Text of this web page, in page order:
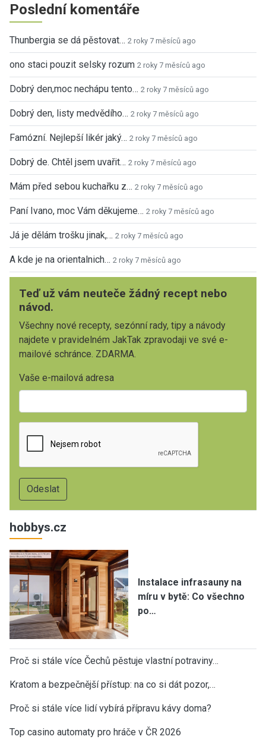
Poslední komentáře
Thunbergia se dá pěstovat… 2 roky 7 měsíců ago
ono staci pouzit selsky rozum 2 roky 7 měsíců ago
Dobrý den,moc nechápu tento… 2 roky 7 měsíců ago
Dobrý den, listy medvědího… 2 roky 7 měsíců ago
Famózní. Nejlepší likér jaký… 2 roky 7 měsíců ago
Dobrý de. Chtěl jsem uvařit… 2 roky 7 měsíců ago
Mám před sebou kuchařku z… 2 roky 7 měsíců ago
Paní Ivano, moc Vám děkujeme… 2 roky 7 měsíců ago
Já je dělám trošku jinak,… 2 roky 7 měsíců ago
A kde je na orientalnich… 2 roky 7 měsíců ago
Teď už vám neuteče žádný recept nebo
návod.
Všechny nové recepty, sezónní rady, tipy a návody
najdete v pravidelném JakTak zpravodaji ve své e-
mailové schránce. ZDARMA.
Vaše e-mailová adresa
hobbys.cz
Instalace infrasauny na
míru v bytě: Co všechno
po…
Proč si stále více Čechů pěstuje vlastní potraviny…
Kratom a bezpečnější přístup: na co si dát pozor,…
Proč si stále více lidí vybírá přípravu kávy doma?
Top casino automaty pro hráče v ČR 2026